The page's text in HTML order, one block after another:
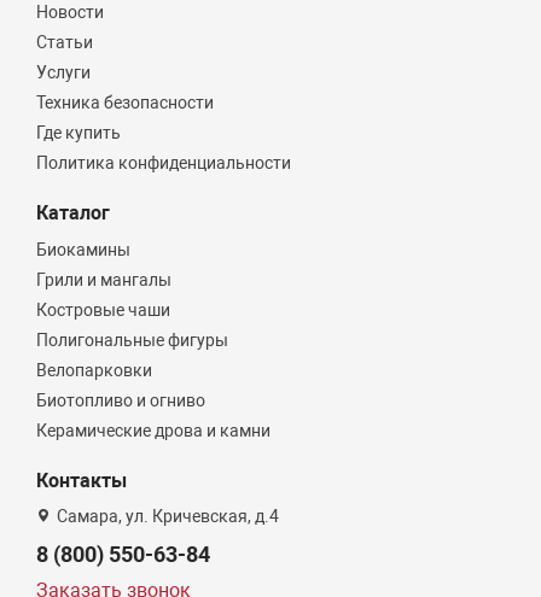
Новости
Статьи
Услуги
Техника безопасности
Где купить
Политика конфиденциальности
Каталог
Биокамины
Грили и мангалы
Костровые чаши
Полигональные фигуры
Велопарковки
Биотопливо и огниво
Керамические дрова и камни
Контакты
Самара, ул. Кричевская, д.4
8 (800) 550-63-84
Заказать звонок